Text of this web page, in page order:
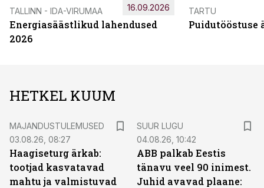
TALLINN - IDA-VIRUMAA
Energiasäästlikud lahendused
2026
16.09.2026 TARTU
Puidutööstuse
HETKEL KUUM
MAJANDUSTULEMUSED
03.08.26, 08:27
Haagiseturg ärkab:
tootjad kasvatavad
mahtu ja valmistuvad
SUUR LUGU
04.08.26, 10:42
ABB palkab Eestis
tänavu veel 90 inimest.
Juhid avavad plaane: